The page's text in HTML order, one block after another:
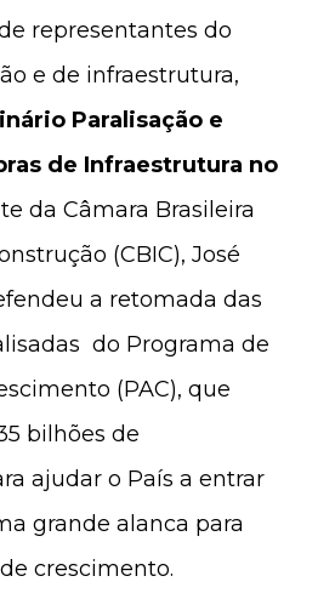
representantes do
e de infraestrutura,
Paralisação e
de Infraestrutura no
da Câmara Brasileira
(CBIC), José
a retomada das
do Programa de
(PAC), que
bilhões de
ajudar o País a entrar
grande alanca para
crescimento.